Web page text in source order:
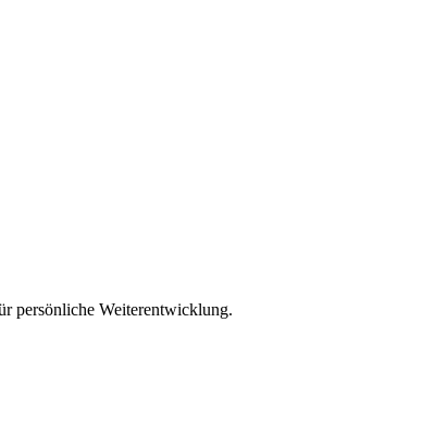
persönliche Weiterentwicklung.